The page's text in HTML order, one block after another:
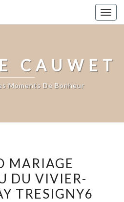
CAUWET
Moments De Bonheur
MARIAGE
DU VIVIER-
TRESIGNY6